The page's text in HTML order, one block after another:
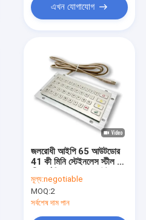
এখন যোগাযোগ
জলরোধী আইপি 65 আউটডোর
41 কী মিনি স্টেইনলেস স্টীল ধাতু
মূল্য:negotiable
MOQ:2
সর্বশেষ দাম পান